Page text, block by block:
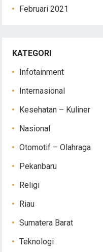
Februari 2021
KATEGORI
Infotainment
Internasional
Kesehatan – Kuliner
Nasional
Otomotif – Olahraga
Pekanbaru
Religi
Riau
Sumatera Barat
Teknologi